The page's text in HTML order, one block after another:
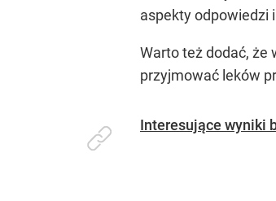
aspekty odpowiedzi
Warto też dodać, że
przyjmować leków
Interesujące wyniki